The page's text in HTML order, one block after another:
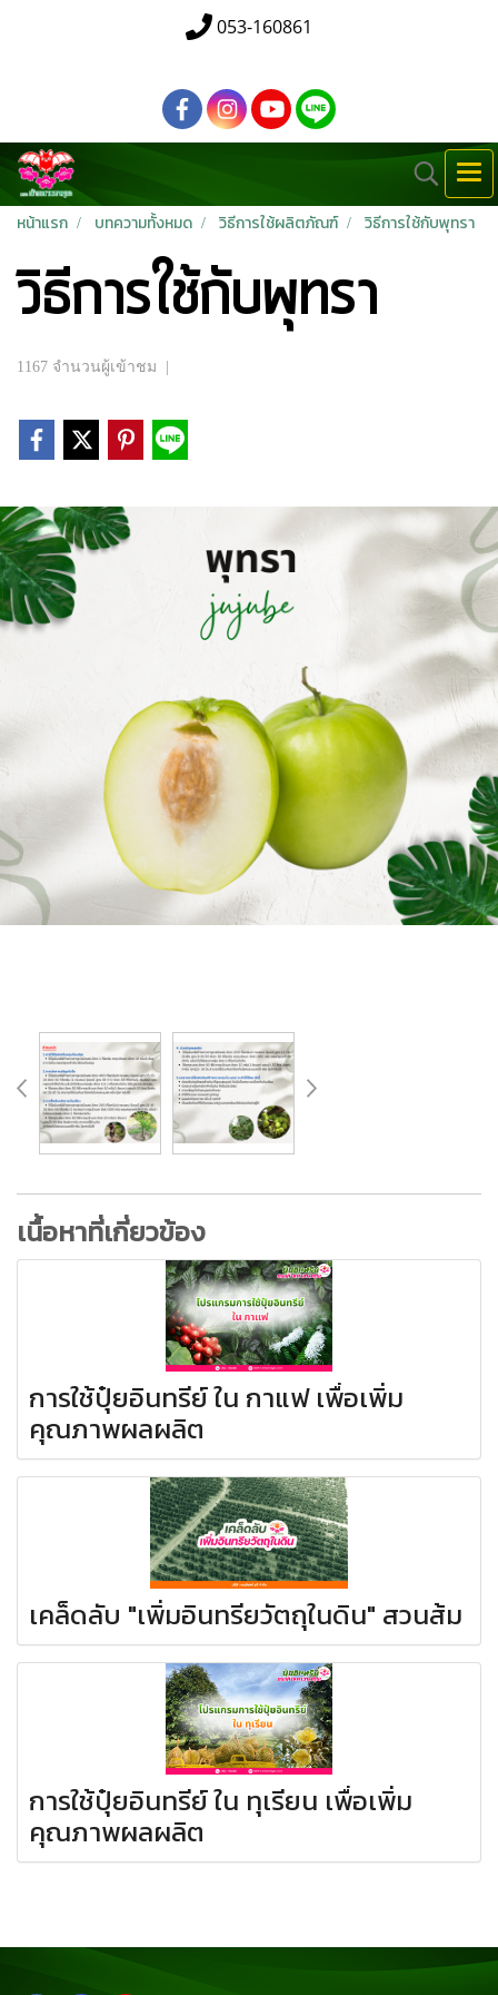
053-160861
หน้าแรก บทความทั้งหมด วิธีการใช้ผลิตภัณฑ์ วิธีการใช้กับพุทรา
วิธีการใช้กับพุทรา
1167 จำนวนผู้เข้าชม
เนื้อหาที่เกี่ยวข้อง
การใช้ปุ๋ยอินทรีย์ ใน กาแฟ เพื่อเพิ่ม
คุณภาพผลผลิต
เคล็ดลับ "เพิ่มอินทรียวัตถุในดิน" สวนส้ม
การใช้ปุ๋ยอินทรีย์ ใน ทุเรียน เพื่อเพิ่ม
คุณภาพผลผลิต